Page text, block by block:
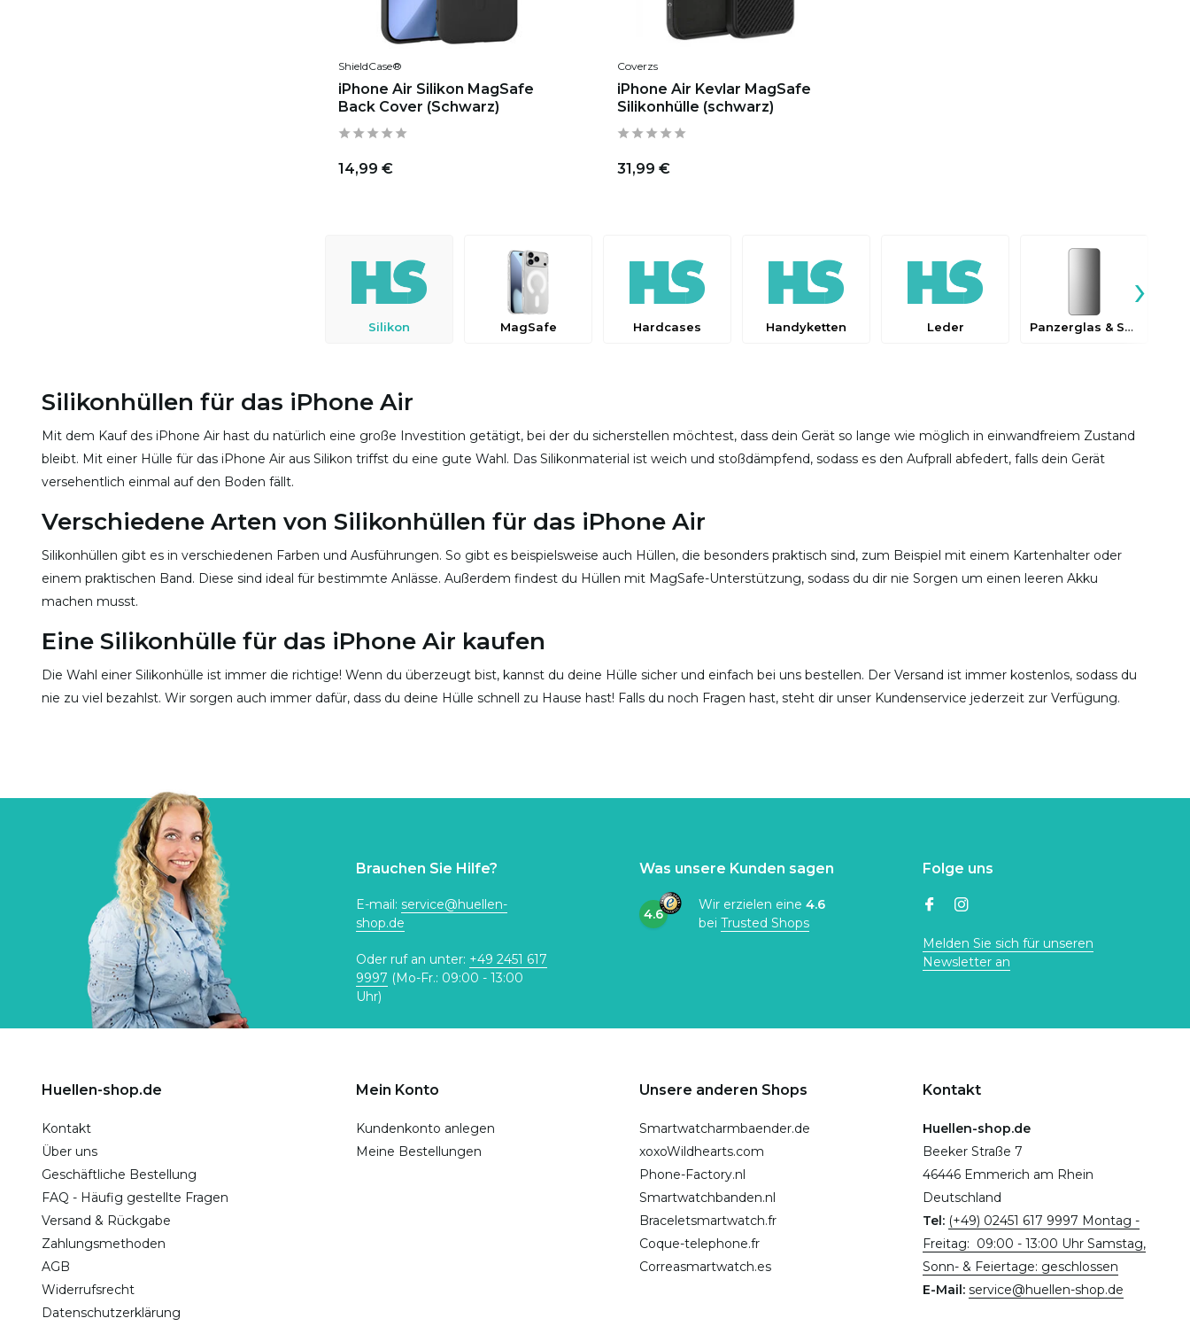
ShieldCase®
iPhone Air Silikon MagSafe
Back Cover (Schwarz)
14,99 €
Coverzs
iPhone Air Kevlar MagSafe
Silikonhülle (schwarz)
31,99 €
Silikon MagSafe Hardcases Handyketten Leder Panzerglas & Schutzfolien
›
Silikonhüllen für das iPhone Air
Mit dem Kauf des iPhone Air hast du natürlich eine große Investition getätigt, bei der du sicherstellen möchtest, dass dein Gerät so lange wie möglich in einwandfreiem Zustand
bleibt. Mit einer Hülle für das iPhone Air aus Silikon triffst du eine gute Wahl. Das Silikonmaterial ist weich und stoßdämpfend, sodass es den Aufprall abfedert, falls dein Gerät
versehentlich einmal auf den Boden fällt.
Verschiedene Arten von Silikonhüllen für das iPhone Air
Silikonhüllen gibt es in verschiedenen Farben und Ausführungen. So gibt es beispielsweise auch Hüllen, die besonders praktisch sind, zum Beispiel mit einem Kartenhalter oder
einem praktischen Band. Diese sind ideal für bestimmte Anlässe. Außerdem findest du Hüllen mit MagSafe-Unterstützung, sodass du dir nie Sorgen um einen leeren Akku
machen musst.
Eine Silikonhülle für das iPhone Air kaufen
Die Wahl einer Silikonhülle ist immer die richtige! Wenn du überzeugt bist, kannst du deine Hülle sicher und einfach bei uns bestellen. Der Versand ist immer kostenlos, sodass du
nie zu viel bezahlst. Wir sorgen auch immer dafür, dass du deine Hülle schnell zu Hause hast! Falls du noch Fragen hast, steht dir unser Kundenservice jederzeit zur Verfügung.
Brauchen Sie Hilfe?
E-mail: service@huellen-
shop.de
Oder ruf an unter: +49 2451 617
9997 (Mo-Fr.: 09:00 - 13:00
Uhr)
Was unsere Kunden sagen
4.6
Wir erzielen eine 4.6
bei Trusted Shops
Folge uns
Melden Sie sich für unseren
Newsletter an
Huellen-shop.de
Kontakt
Über uns
Geschäftliche Bestellung
FAQ - Häufig gestellte Fragen
Versand & Rückgabe
Zahlungsmethoden
AGB
Widerrufsrecht
Datenschutzerklärung
Mein Konto
Kundenkonto anlegen
Meine Bestellungen
Unsere anderen Shops
Smartwatcharmbaender.de
xoxoWildhearts.com
Phone-Factory.nl
Smartwatchbanden.nl
Braceletsmartwatch.fr
Coque-telephone.fr
Correasmartwatch.es
Kontakt
Huellen-shop.de
Beeker Straße 7
46446 Emmerich am Rhein
Deutschland
Tel: (+49) 02451 617 9997 Montag -
Freitag: 09:00 - 13:00 Uhr Samstag,
Sonn- & Feiertage: geschlossen
E-Mail: service@huellen-shop.de